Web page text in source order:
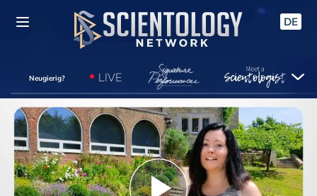
DE
Neugierig? LIVE